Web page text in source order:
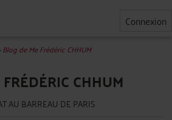
Connexion
Blog de Me Frédéric CHHUM
CHHUM
AU BARREAU DE PARIS